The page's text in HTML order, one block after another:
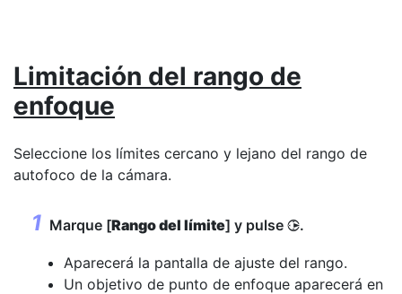
Limitación del rango de
enfoque
Seleccione los límites cercano y lejano del rango de
autofoco de la cámara.
Marque [Rango del límite] y pulse 2.
Aparecerá la pantalla de ajuste del rango.
Un objetivo de punto de enfoque aparecerá en